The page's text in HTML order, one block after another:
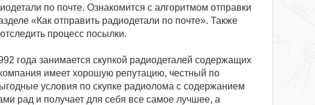
по почте. Ознакомится с алгоритмом отправки
«Как отправить радиодетали по почте». Также
процесс посылки.
года занимается скупкой радиодеталей содержащих
имеет хорошую репутацию, честный по
условия по скупке радиолома с содержанием
рад и получает для себя все самое лучшее, а